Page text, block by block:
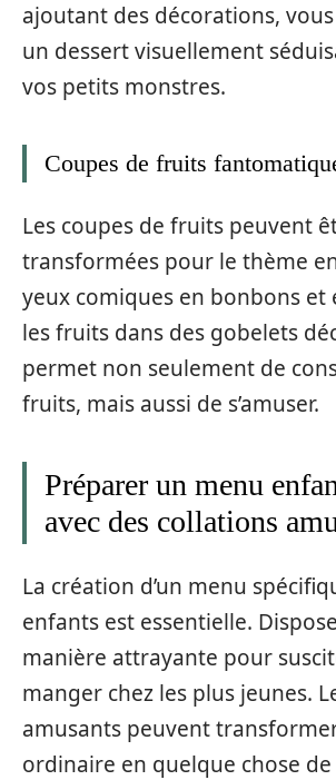
ajoutant des décorations,
un dessert visuellement
vos petits monstres.
Coupes de fruits
Les coupes de fruits peuvent
transformées pour le thème
yeux comiques en bonbons et
les fruits dans des gobelets
permet non seulement de
fruits, mais aussi de s’amuser.
Préparer un menu
avec des collations
La création d’un menu
enfants est essentielle.
manière attrayante pour
manger chez les plus jeunes.
amusants peuvent
ordinaire en quelque chose